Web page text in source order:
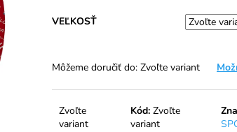
VEĽKOSŤ
Môžeme doručiť do: Zvoľte variant
Zvoľte
variant
Kód: Zvoľte
variant